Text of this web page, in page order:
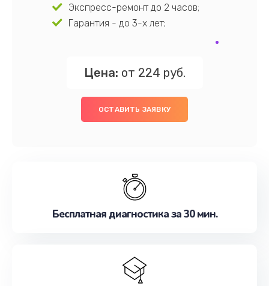
Экспресс-ремонт до 2 часов;
Гарантия - до 3-х лет;
Цена: от 224 руб.
ОСТАВИТЬ ЗАЯВКУ
Бесплатная диагностика за 30 мин.